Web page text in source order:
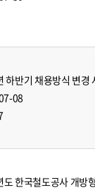
하반기 채용방식 변경
08
한국철도공사 개방